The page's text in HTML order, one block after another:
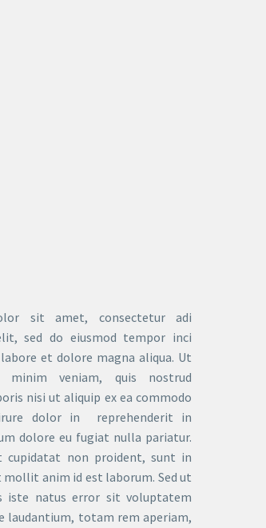
sit amet, consectetur adi
sed do eiusmod tempor inci
et dolore magna aliqua. Ut
minim veniam, quis nostrud
nisi ut aliquip ex ea commodo
dolor in reprehenderit in
dolore eu fugiat nulla pariatur.
cupidatat non proident, sunt in
mollit anim id est laborum. Sed ut
iste natus error sit voluptatem
laudantium, totam rem aperiam,